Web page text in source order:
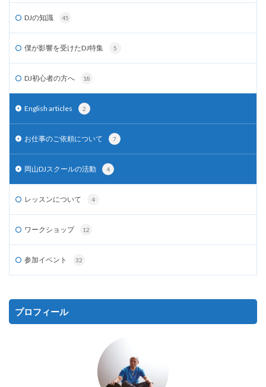
DJの知識 45
僕が影響を受けたDJ特集 5
DJ初心者の方へ 18
English articles 2
お仕事のご依頼について 7
岡山DJスクールの活動 4
レッスンについて 4
ワークショップ 12
参加イベント 32
プロフィール